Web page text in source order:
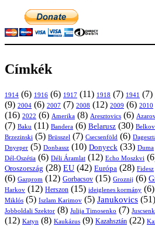
Címkék
1914 (6) 1916 (6) 1917 (11) 1918 (7) 1941 (7)
(9) 2004 (6) 2007 (7) 2008 (12) 2009 (6) 2010
(16) 2022 (6) Amerika (8) Aresztovics (6)
(7) Baku (11) Bandera (6) Belarusz (30)
Brzezinski (5) Brüsszel (7) Csecsenföld (6)
Dnyeper (5) Donbassz (10) Donyeck (33) Duma
Dél-Oszétia (6) Déli Áramlat (12) Echo Moszkvi
Oroszország (28) EU (42) Európa (28) Fidesz
(6) Gazprom (12) Gorbacsov (15) Groznij (6)
Harkov (12) Herszon (15) ideiglenes kormány (6)
Miklós (5) Iszlam Karimov (5) Janukovics (51)
Jobboldali Szektor (8) Julija Timosenko (7)
(12) Katyn (8) Kaukázus (9) Kazahsztán (22)